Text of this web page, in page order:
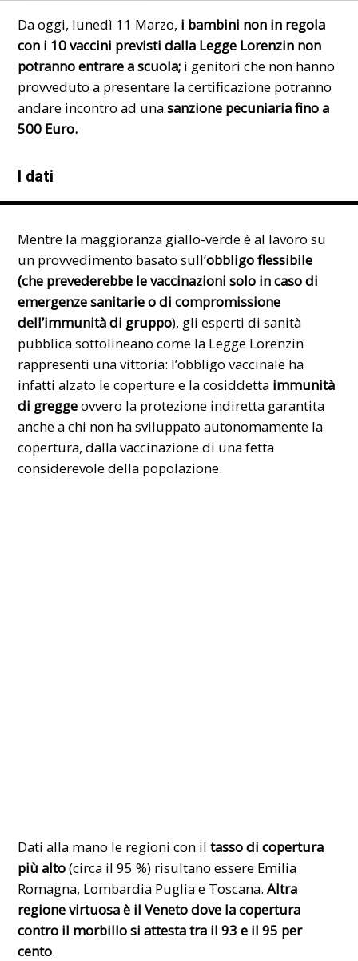
Da oggi, lunedì 11 Marzo, i bambini non in regola
con i 10 vaccini previsti dalla Legge Lorenzin non
potranno entrare a scuola; i genitori che non hanno
provveduto a presentare la certificazione potranno
andare incontro ad unasanzione pecuniaria fino a
500 Euro.
I dati
Mentre la maggioranza giallo-verde è al lavoro su
un provvedimento basato sull’obbligo flessibile
(che prevederebbe le vaccinazioni solo in caso di
emergenze sanitarie o di compromissione
dell’immunità di gruppo), gli esperti di sanità
pubblica sottolineano come la Legge Lorenzin
rappresenti una vittoria: l’obbligo vaccinale ha
infatti alzato le coperture e la cosiddetta immunità
di greggeovvero la protezione indiretta garantita
anche a chi non ha sviluppato autonomamente la
copertura, dalla vaccinazione di una fetta
considerevole della popolazione.
Dati alla mano le regioni con iltasso di copertura
più alto(circa il 95 %) risultano essere Emilia
Romagna, Lombardia Puglia e Toscana.Altra
regione virtuosa è il Veneto dove la copertura
contro il morbillo si attesta tra il 93 e il 95 per
cento.